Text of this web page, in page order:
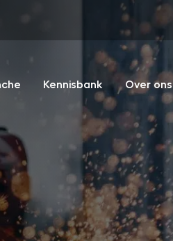
Kennisbank Over ons